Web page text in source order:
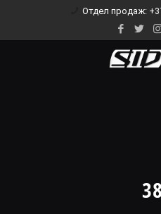
Отдел продаж: